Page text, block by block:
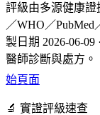
評級由多源健康證
／WHO／
製日期 2026-06-
醫師診斷與處方。
始頁面
🔬 實證評級速查